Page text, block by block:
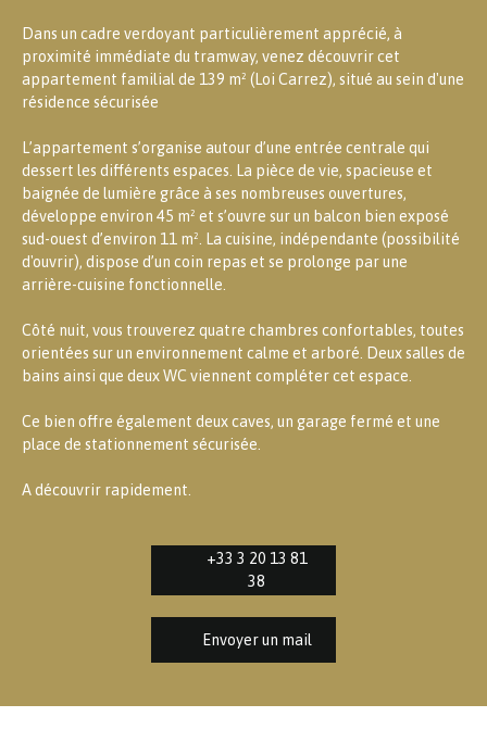
Dans un cadre verdoyant particulièrement apprécié, à
proximité immédiate du tramway, venez découvrir cet
appartement familial de 139 m² (Loi Carrez), situé au sein d'une
résidence sécurisée
L’appartement s’organise autour d’une entrée centrale qui
dessert les différents espaces. La pièce de vie, spacieuse et
baignée de lumière grâce à ses nombreuses ouvertures,
développe environ 45 m² et s’ouvre sur un balcon bien exposé
sud-ouest d’environ 11 m². La cuisine, indépendante (possibilité
d'ouvrir), dispose d’un coin repas et se prolonge par une
arrière-cuisine fonctionnelle.
Côté nuit, vous trouverez quatre chambres confortables, toutes
orientées sur un environnement calme et arboré. Deux salles de
bains ainsi que deux WC viennent compléter cet espace.
Ce bien offre également deux caves, un garage fermé et une
place de stationnement sécurisée.
A découvrir rapidement.
+33 3 20 13 81
38
Envoyer un mail